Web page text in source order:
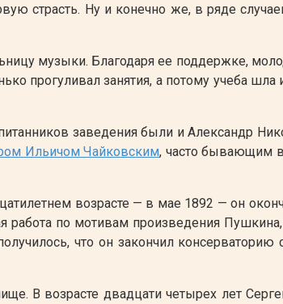
страсть. Ну и конечно же, в ряде
музыки. Благодаря ее поддержке,
прогуливал занятия, а потому учеба шла
заведения были и Александр
Ильичом Чайковским, часто бывающим
возрасте — в мае 1892 — он
по мотивам произведения
что он закончил консерваторию
В возрасте двадцати четырех лет